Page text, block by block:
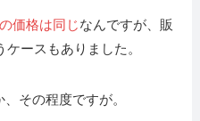
価格は同じなんですが、販
ースもありました。
その程度ですが。